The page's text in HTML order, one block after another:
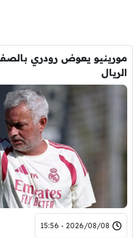
مورينيو يعوض رودري
الريال
2026/08/08 - 15:56